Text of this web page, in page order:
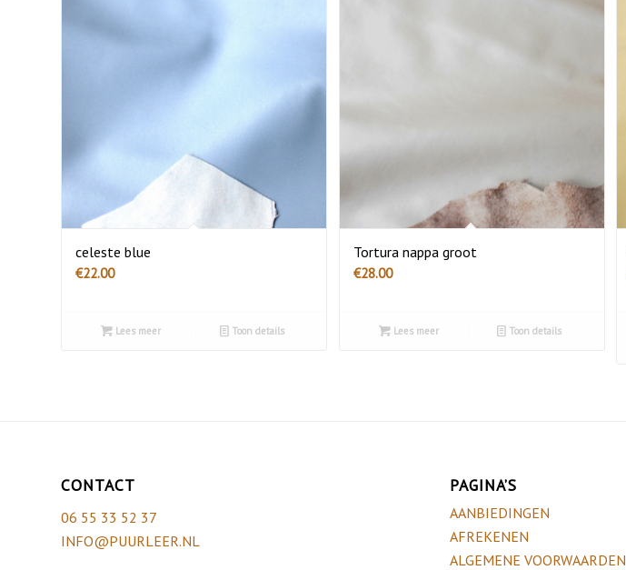
celeste blue
€22.00
Lees meer Toon details
Tortura nappa groot
€28.00
Lees meer Toon details
CONTACT
06 55 33 52 37
INFO@PUURLEER.NL
PAGINA’S
AANBIEDINGEN
AFREKENEN
ALGEMENE VOORWAARDEN